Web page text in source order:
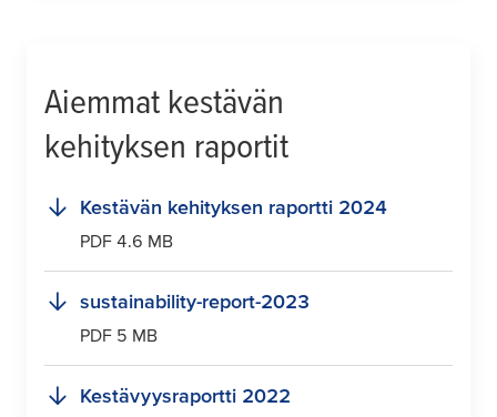
Aiemmat kestävän
kehityksen raportit
Kestävän kehityksen raportti 2024
PDF 4.6 MB
sustainability-report-2023
PDF 5 MB
Kestävyysraportti 2022